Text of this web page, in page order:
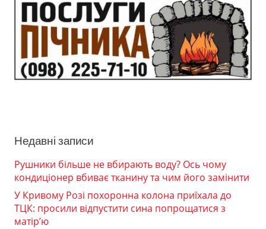
Недавні записи
Рушники більше не вбирають воду? Ось чому
кондиціонер вбиває тканину та чим його замінити
У Кривому Розі похоронна колона приїхала до
ТЦК: просили відпустити сина попрощатися з
матір’ю